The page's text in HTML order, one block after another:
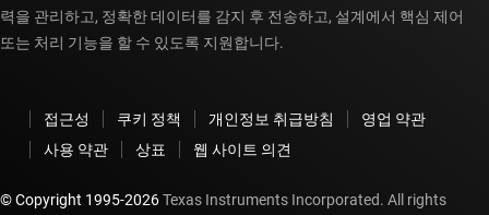
력을 관리하고, 정확한 데이터를 감지 후 전송하고, 설계에서 핵심 제어
또는 처리 기능을 할 수 있도록 지원합니다.
접근성 쿠키 정책 개인정보 취급방침
영업 약관
사용 약관
상표 웹 사이트 의견
© Copyright 1995-2026Texas Instruments Incorporated. All rights